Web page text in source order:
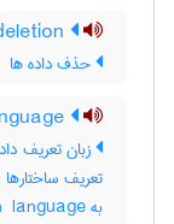
حذف داده ها
زبان تعریف
تعریف
به ‎data definition ‎ language